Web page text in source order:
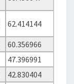
62.414144
60.356966
47.396991
42.830404